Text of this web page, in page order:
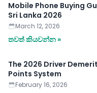
Mobile Phone Buying
Sri Lanka 2026
March 12, 2026
තවත් කියවන්න »
The 2026 Driver Demerit
Points System
February 16, 2026